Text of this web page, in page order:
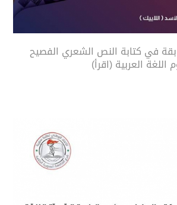
في كتابة النص الشعري الفصيح
اللغة العربية (اقرأ)